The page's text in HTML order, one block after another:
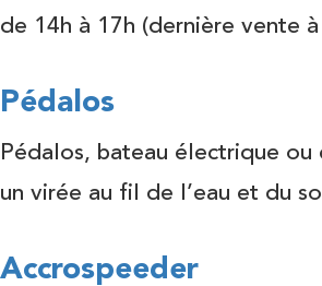
de 14h à 17h (dernière vente à
Pédalos
Pédalos, bateau électrique ou
un virée au fil de l’eau et du
Accrospeeder